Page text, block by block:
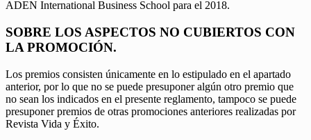
ADEN International Business School para el 2018.
SOBRE LOS ASPECTOS NO CUBIERTOS CON
LA PROMOCIÓN.
Los premios consisten únicamente en lo estipulado en el apartado
anterior, por lo que no se puede presuponer algún otro premio que
no sean los indicados en el presente reglamento, tampoco se puede
presuponer premios de otras promociones anteriores realizadas por
Revista Vida y Éxito.